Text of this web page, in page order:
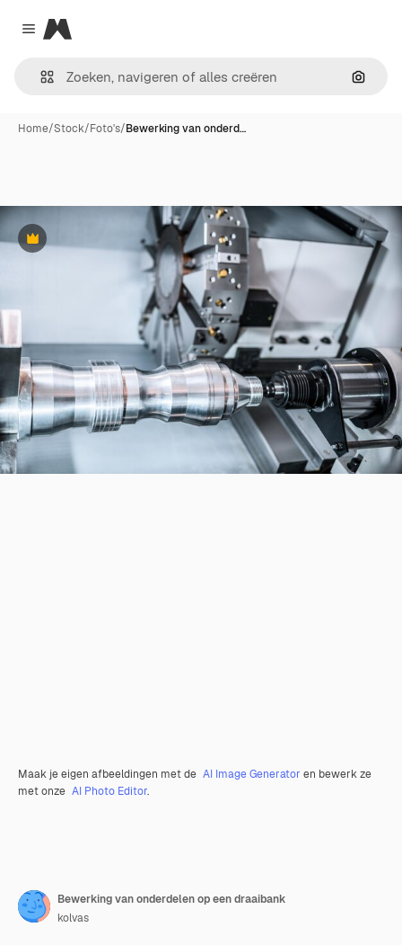
Close menu
Magnific
Home/Stock/Foto's/Bewerking van onderd…
Premium
Maak je eigen afbeeldingen met de AI Image Generator en bewerk ze
met onze AI Photo Editor.
Bewerking van onderdelen op een draaibank
kolvas